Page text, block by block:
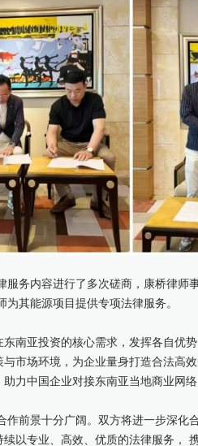
服务内容进行了多次磋商，康桥律师
其能源项目提供专项法律服务。
南亚投资的核心需求，发挥各自优
市场环境，为企业量身打造合法高
力中国企业对接东南亚当地商业网
作前景十分广阔。双方将进一步深
以专业、高效、优质的法律服务，